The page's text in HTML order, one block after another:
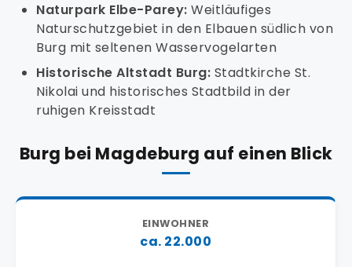
Naturpark Elbe-Parey: Weitläufiges
Naturschutzgebiet in den Elbauen südlich von
Burg mit seltenen Wasservogelarten
Historische Altstadt Burg: Stadtkirche St.
Nikolai und historisches Stadtbild in der
ruhigen Kreisstadt
Burg bei Magdeburg auf einen Blick
EINWOHNER
ca. 22.000